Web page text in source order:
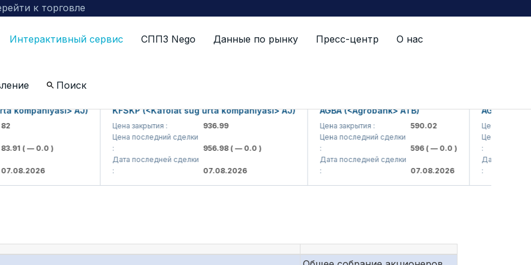
к торговле
Интерактивный сервис СППЗ Nego Данные по рынку Пресс-центр О нас
Поиск
компаниям включенных в биржевой котировальный список
AJ)
( — 0.0 )
KFSKP (<Kafolat sug'urta kompaniyasi> AJ)
Цена закрытия :
936.99
Цена последний сделки
956.98( — 0.0 )
Дата последней сделки
07.08.2026
AGBA (<Agrobank> ATB)
Цена закрытия :
590.02
Цена последний сделки
( — 0.0 )
Дата последней сделки
07.08.2026
AGBAP
Цена закрытия :
Цена последний
Дата последней